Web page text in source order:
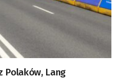
Polaków, Lang